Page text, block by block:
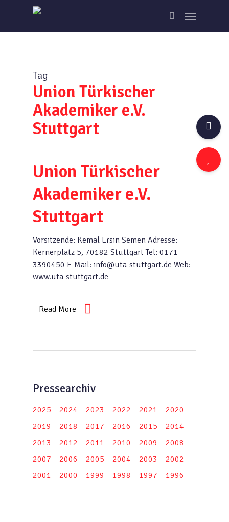
main
search
Menu
Tag
Union Türkischer
Akademiker e.V.
Stuttgart
Union Türkischer
Akademiker e.V.
Stuttgart
Vorsitzende: Kemal Ersin Semen Adresse:
Kernerplatz 5, 70182 Stuttgart Tel: 0171
3390450 E-Mail: info@uta-stuttgart.de Web:
www.uta-stuttgart.de
Read More
Pressearchiv
2025 2024 2023 2022 2021
2020
2019
2018 2017 2016 2015
2014
2013
2012 2011 2010 2009
2008
2007
2006 2005 2004 2003
2002
2001
2000 1999 1998 1997 1996